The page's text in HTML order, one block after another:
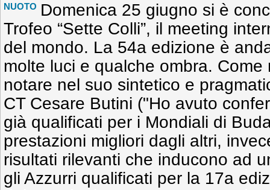
NUOTO Domenica 25 giugno si è
Trofeo “Sette Colli”, il meeting
del mondo. La 54a edizione è
molte luci e qualche ombra.
notare nel suo sintetico e
CT Cesare Butini ("Ho avuto
già qualificati per i Mondiali di
prestazioni migliori dagli altri,
risultati rilevanti che inducono ad
gli Azzurri qualificati per la 17a